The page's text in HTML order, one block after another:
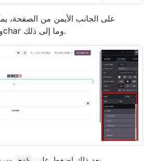
على الجانب الأيمن من الصفحة،
boolean وdatetime وchar وما إلى ذلك.